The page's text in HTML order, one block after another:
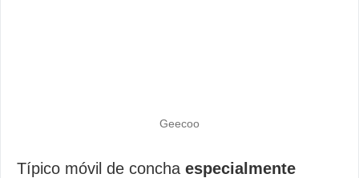
Geecoo
Típico móvil de concha especialmente